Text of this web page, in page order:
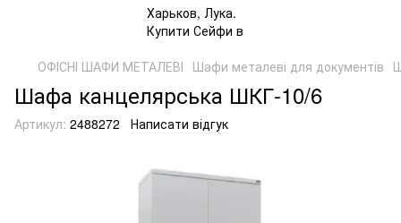
ОФІСНІ ШАФИ МЕТАЛЕВІ Шафи металеві для документів
Шафа канцелярська ШКГ-10/6
Артикул: 2488272 Написати відгук